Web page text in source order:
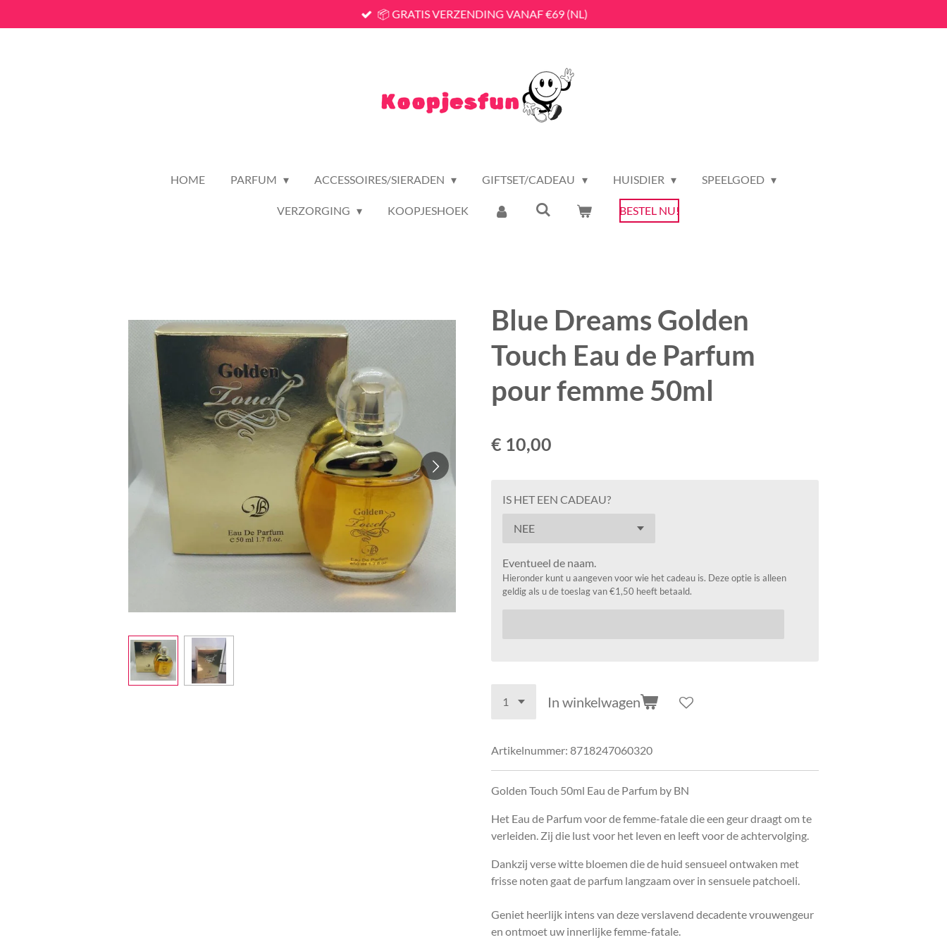
direct
📦 GRATIS VERZENDING VANAF €69 (NL)
HOME PARFUM ACCESSOIRES/SIERADEN GIFTSET/CADEAU HUISDIER SPEELGOED
VERZORGING KOOPJESHOEK BESTEL NU!
Blue Dreams Golden
Touch Eau de Parfum
pour femme 50ml
€ 10,00
IS HET EEN CADEAU?
Eventueel de naam.
Hieronder kunt u aangeven voor wie het cadeau is. Deze optie is alleen
geldig als u de toeslag van €1,50 heeft betaald.
In winkelwagen
Artikelnummer: 8718247060320
Golden Touch 50ml Eau de Parfum by BN
Het Eau de Parfum voor de femme-fatale die een geur draagt om te
verleiden. Zij die lust voor het leven en leeft voor de achtervolging.
Dankzij verse witte bloemen die de huid sensueel ontwaken met
frisse noten gaat de parfum langzaam over in sensuele patchoeli.
Geniet heerlijk intens van deze verslavend decadente vrouwengeur
en ontmoet uw innerlijke femme-fatale.